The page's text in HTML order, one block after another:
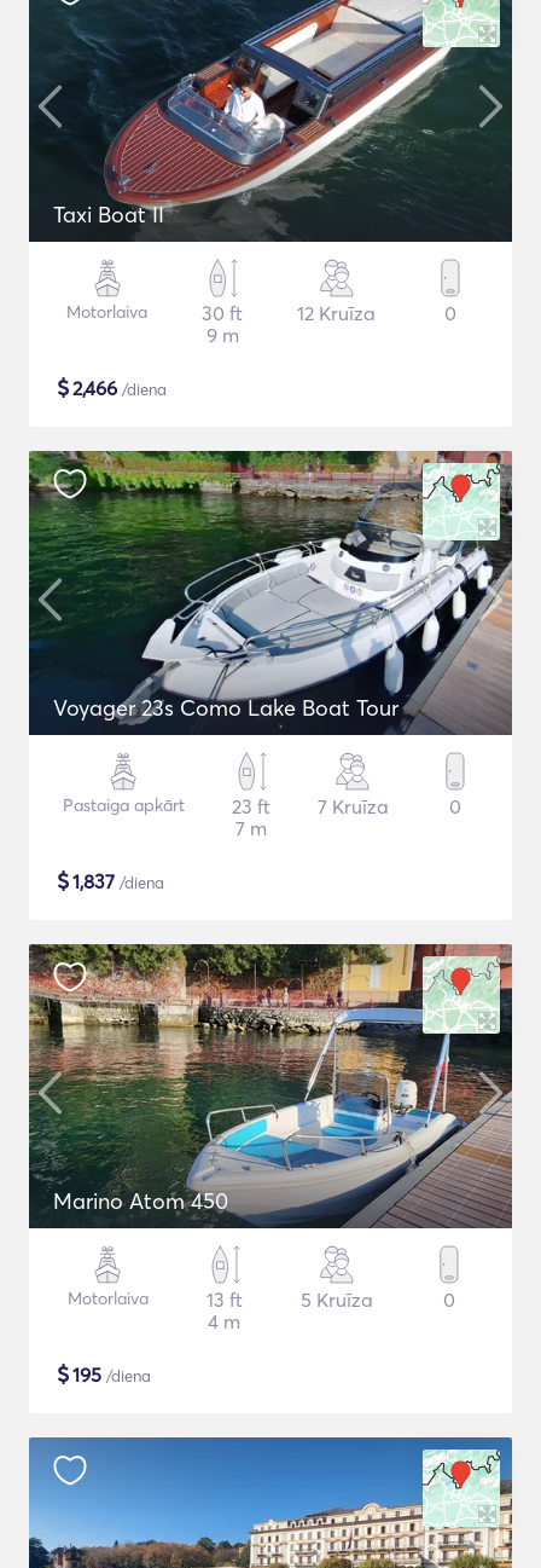
Taxi Boat II
Motorlaiva
30 ft
9 m
12 Kruīza 0
$2,466 /diena
Voyager 23s Como Lake Boat Tour
Pastaiga apkārt
23 ft
7 m
7 Kruīza 0
$1,837 /diena
Marino Atom 450
Motorlaiva
13 ft
4 m
5 Kruīza 0
$195 /diena